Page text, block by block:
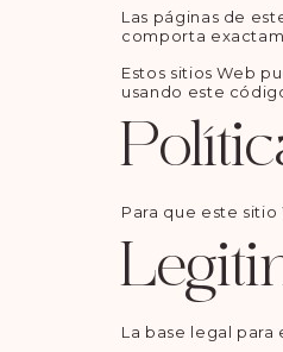
Las páginas de
comporta
Estos sitios Web
usando este
Para que este
La base legal para